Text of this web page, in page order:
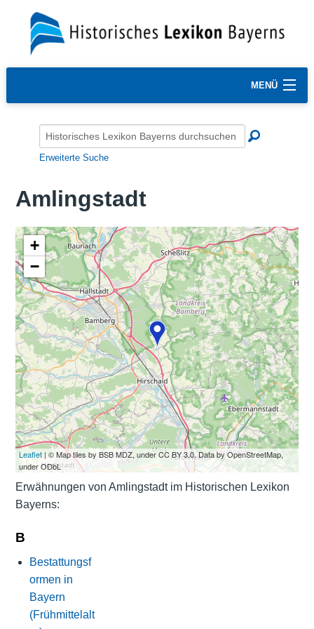
MENÜ
Erweiterte Suche
Amlingstadt
+
−
Leaflet| © Map tiles by BSB MDZ, under CC BY 3.0. Data by OpenStreetMap,
under ODbL
Erwähnungen von Amlingstadt im Historischen Lexikon
Bayerns:
B
Bestattungsf
ormen in
Bayern
(Frühmittelalt